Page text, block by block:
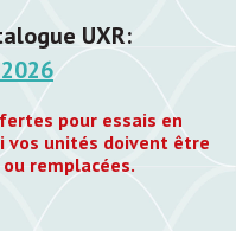
UXR:
pour essais en
vos unités doivent être
remplacées.